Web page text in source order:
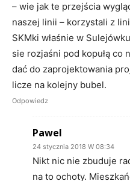
– wie jak te przejścia
naszej linii – korzystali z
SKMki właśnie w
sie rozjaśni pod kopułą co
dać do zaprojektowania
licze na kolejny bubel.
Odpowiedz
Pawel
24 stycznia 2018 W 08:34
Nikt nic nie zbuduje
na to ochoty.